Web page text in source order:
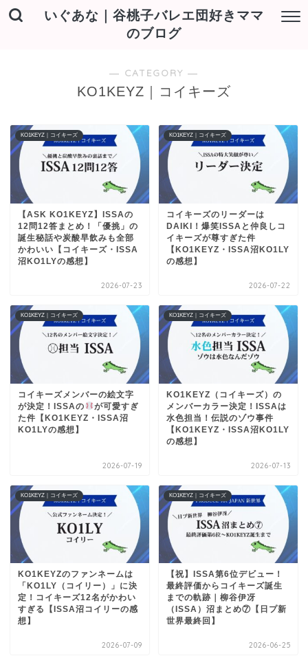
いぐあな｜谷桃子バレエ団好きママ
のブログ
― CATEGORY ―
KO1KEYZ｜コイキーズ
KO1KEYZ｜コイキーズ
【ASK KO1KEYZ】ISSAの
12問12答まとめ！「優挑」の
誕生秘話や炭酸早飲みも全部
かわいい【コイキーズ・ISSA
沼KO1LYの感想】
2026-07-23
KO1KEYZ｜コイキーズ
コイキーズのリーダーは
DAIKI！爆笑ISSAと仲良しコ
イキーズが尊すぎた件
【KO1KEYZ・ISSA沼KO1LY
の感想】
2026-07-22
KO1KEYZ｜コイキーズ
コイキーズメンバーの絵文字
が決定！ISSAの
が可愛すぎ
た件【KO1KEYZ・ISSA沼
KO1LYの感想】
2026-07-19
KO1KEYZ｜コイキーズ
KO1KEYZ（コイキーズ）の
メンバーカラー決定！ISSAは
水色担当！伝説のゾウ事件
【KO1KEYZ・ISSA沼KO1LY
の感想】
2026-07-13
KO1KEYZ｜コイキーズ
KO1KEYZのファンネームは
「KO1LY（コイリー）」に決
定！コイキーズ12名がかわい
すぎる【ISSA沼コイリーの感
想】
2026-07-09
KO1KEYZ｜コイキーズ
【祝】ISSA第6位デビュー！
最終評価からコイキーズ誕生
までの軌跡｜柳谷伊冴
（ISSA）沼まとめ⑦【日プ新
世界最終回】
2026-06-25